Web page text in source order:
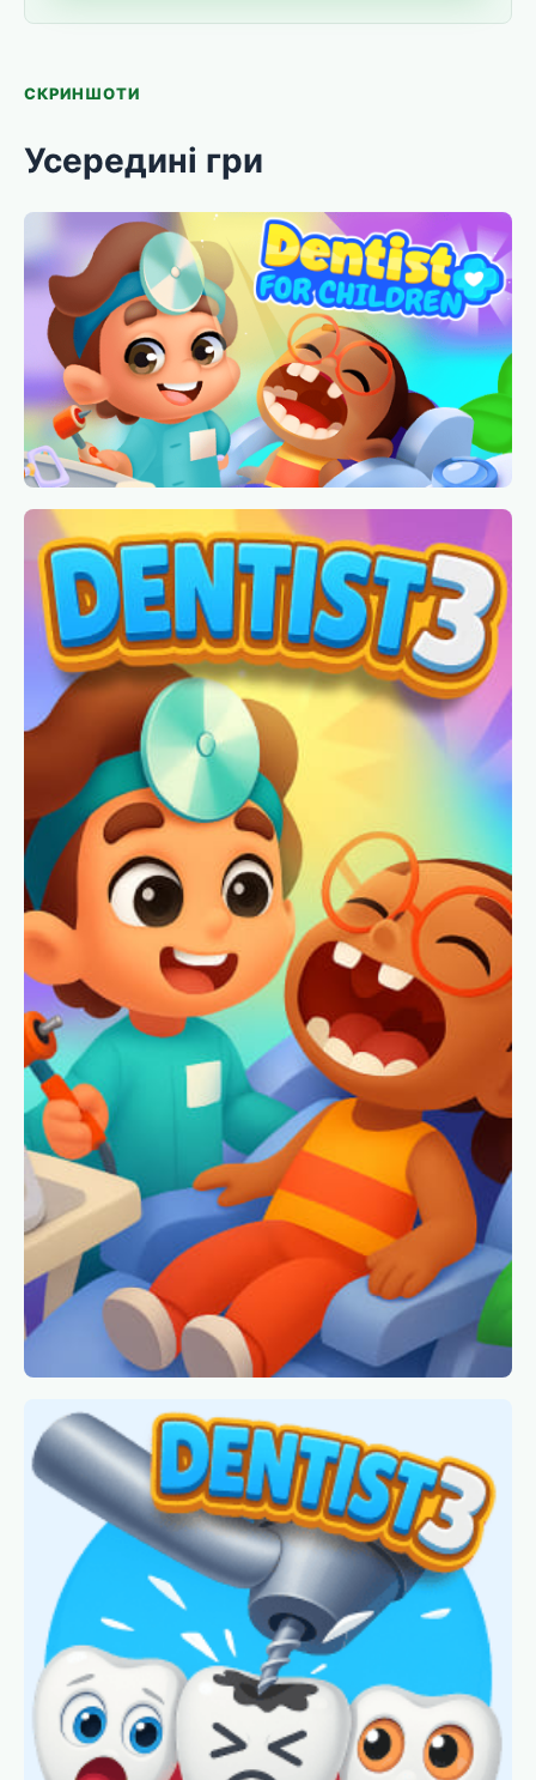
СКРИНШОТИ
Усередині гри